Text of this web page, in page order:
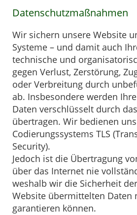
Datenschutzmaßnahmen
Wir sichern unsere Website
Systeme – und damit auch
technische und
gegen Verlust, Zerstörung,
oder Verbreitung durch
ab. Insbesondere werden
Daten verschlüsselt durch
übertragen. Wir bedienen
Codierungssystems TLS
Security).
Jedoch ist die Übertragung
über das Internet nie
weshalb wir die Sicherheit
Website übermittelten Daten
garantieren können.